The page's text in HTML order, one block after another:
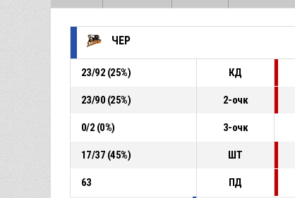
ЧЕР
23/92 (25%) КД
23/90 (25%) 2-очк
0/2 (0%) 3-очк
17/37 (45%) ШТ
63 ПД